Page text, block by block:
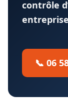
contrôle
📞 06